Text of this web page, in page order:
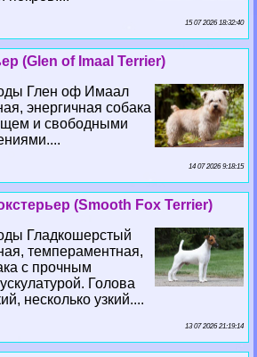
15 07 2026 18:32:40
(Glen of Imaal Terrier)
Глен оф Имаал
энергичная собака
и свободными
14 07 2026 9:18:15
(Smooth Fox Terrier)
Гладкошерстый
темпераментная,
с прочным
Голова
несколько узкий....
13 07 2026 21:19:14